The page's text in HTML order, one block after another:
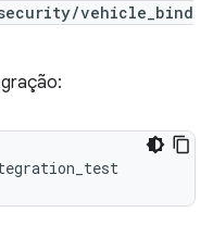
vehicle_bind